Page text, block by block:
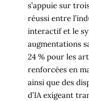
s’appuie sur
réussi entre
interactif et le
augmentations
24 % pour les
renforcées en
ainsi que des
d’IA exigeant